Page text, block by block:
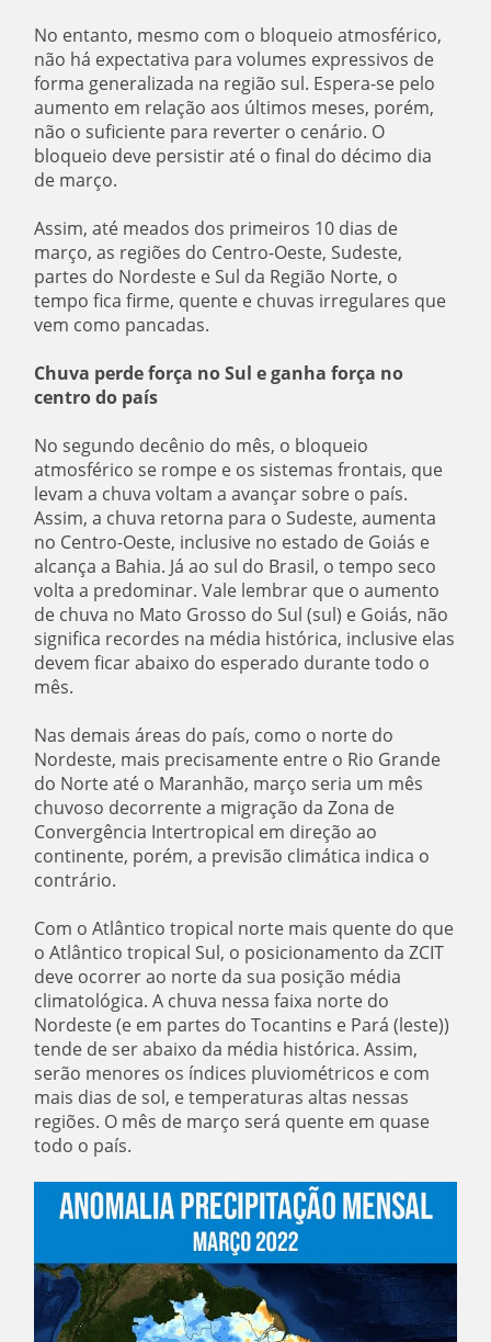
No entanto, mesmo com o bloqueio atmosférico,
não há expectativa para volumes expressivos de
forma generalizada na região sul. Espera-se pelo
aumento em relação aos últimos meses, porém,
não o suficiente para reverter o cenário. O
bloqueio deve persistir até o final do décimo dia
de março.
Assim, até meados dos primeiros 10 dias de
março, as regiões do Centro-Oeste, Sudeste,
partes do Nordeste e Sul da Região Norte, o
tempo fica firme, quente e chuvas irregulares que
vem como pancadas.
Chuva perde força no Sul e ganha força no
centro do país
No segundo decênio do mês, o bloqueio
atmosférico se rompe e os sistemas frontais, que
levam a chuva voltam a avançar sobre o país.
Assim, a chuva retorna para o Sudeste, aumenta
no Centro-Oeste, inclusive no estado de Goiás e
alcança a Bahia. Já ao sul do Brasil, o tempo seco
volta a predominar. Vale lembrar que o aumento
de chuva no Mato Grosso do Sul (sul) e Goiás, não
significa recordes na média histórica, inclusive elas
devem ficar abaixo do esperado durante todo o
mês.
Nas demais áreas do país, como o norte do
Nordeste, mais precisamente entre o Rio Grande
do Norte até o Maranhão, março seria um mês
chuvoso decorrente a migração da Zona de
Convergência Intertropical em direção ao
continente, porém, a previsão climática indica o
contrário.
Com o Atlântico tropical norte mais quente do que
o Atlântico tropical Sul, o posicionamento da ZCIT
deve ocorrer ao norte da sua posição média
climatológica. A chuva nessa faixa norte do
Nordeste (e em partes do Tocantins e Pará (leste))
tende de ser abaixo da média histórica. Assim,
serão menores os índices pluviométricos e com
mais dias de sol, e temperaturas altas nessas
regiões. O mês de março será quente em quase
todo o país.